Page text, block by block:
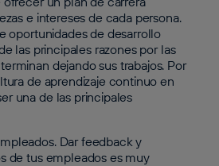
e intereses de cada persona.
oportunidades de desarrollo
las principales razones por las
dejando sus trabajos. Por
de aprendizaje continuo en
una de las principales
. Dar feedback y
de tus empleados es muy